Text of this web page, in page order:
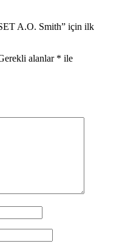
A.O. Smith” için ilk
alanlar * ile